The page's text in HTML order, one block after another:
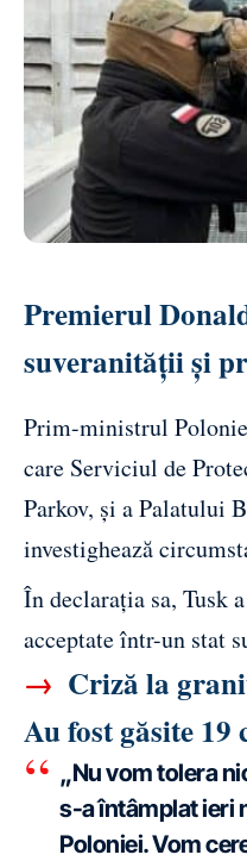
Premierul
suveranității și
Prim-ministrul
care Serviciul de
Parkov, şi a Palatului
investighează
În declaraţia sa, Tusk
acceptate într-un stat
→ Criză la
Au fost găsite
„Nu vom tolera
s-a întâmplat ieri
Poloniei. Vom